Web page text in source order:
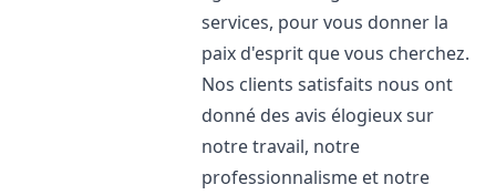
services, pour vous donner la
paix d'esprit que vous cherchez.
Nos clients satisfaits nous ont
donné des avis élogieux sur
notre travail, notre
professionnalisme et notre